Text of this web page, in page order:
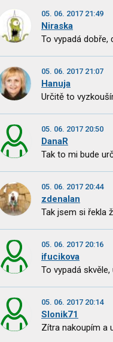
05. 06. 2017 21:49
Niraska
To vypadá dobře,
05. 06. 2017 21:07
Hanuja
Určitě to
05. 06. 2017 20:50
DanaR
Tak to mi bude
05. 06. 2017 20:44
zdenalan
Tak jsem si řekla
05. 06. 2017 20:16
ifucikova
To vypadá
05. 06. 2017 20:14
Slonik71
Zítra nakoupím a